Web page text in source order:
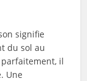
signifie
du sol au
il
Une